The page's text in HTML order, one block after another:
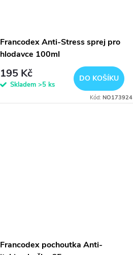
Francodex Anti-Stress sprej pro
hlodavce 100ml
195 Kč
Skladem >5 ks
DO KOŠÍKU
Kód: NO173924
Francodex pochoutka Anti-